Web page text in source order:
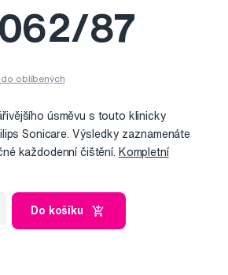
87
úsměvu s touto klinicky
Sonicare. Výsledky zaznamenáte
každodenní čištění. Kompletní
Do košíku